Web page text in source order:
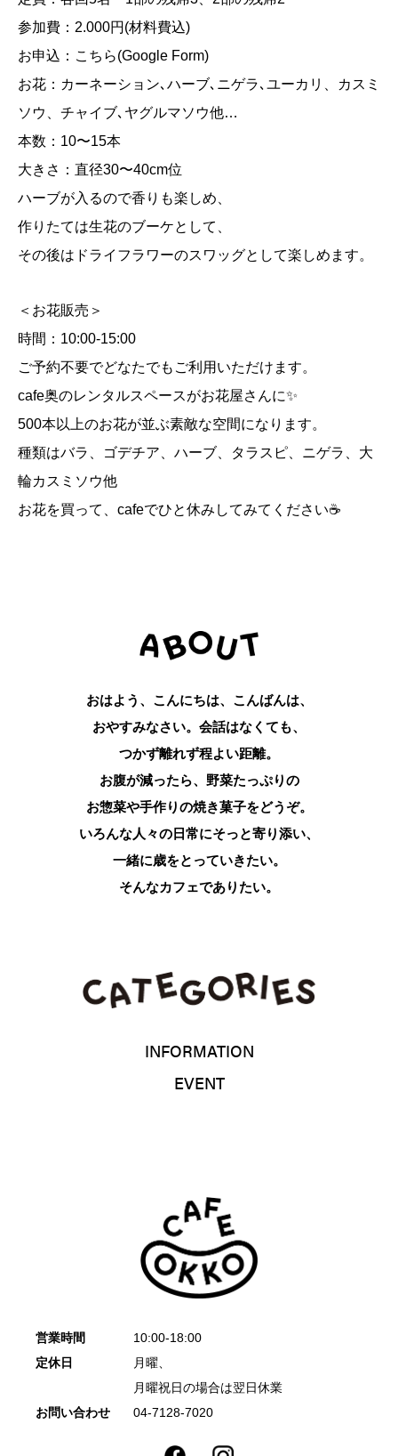
参加費：2.000円(材料費込)
お申込： こちら(Google Form)
お花：カーネーション､ハーブ､ニゲラ､ユーカリ、カスミ
ソウ、 チャイブ､ヤグルマソウ他…
本数：10〜15本
大きさ：直径30〜40cm位
ハーブが入るので香りも楽しめ、
作りたては生花のブーケとして、
その後はドライフラワーのスワッグとして楽しめます。
＜お花販売＞
時間：10:00-15:00
ご予約不要でどなたでもご利用いただけます。
cafe奥のレンタルスペースがお花屋さんに✨
500本以上のお花が並ぶ素敵な空間になります。
種類はバラ、ゴデチア、ハーブ、タラスピ、ニゲラ、大
輪カスミソウ他
お花を買って、cafeでひと休みしてみてください☕️
おはよう、こんにちは、こんばんは、
おやすみなさい。会話はなくても、
つかず離れず程よい距離。
お腹が減ったら、野菜たっぷりの
お惣菜や手作りの焼き菓子をどうぞ。
いろんな人々の日常にそっと寄り添い、
一緒に歳をとっていきたい。
そんなカフェでありたい。
INFORMATION
EVENT
営業時間
10:00-18:00
定休日
月曜、
月曜祝日の場合は翌日休業
お問い合わせ
04-7128-7020